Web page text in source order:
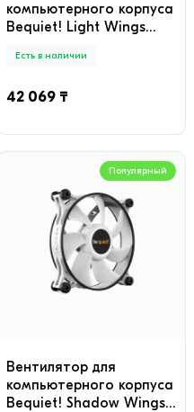
компьютерного корпуса
Bequiet! Light Wings
Pack
Есть в наличии
42 069 ₸
Популярный
Вентилятор для
компьютерного корпуса
Bequiet! Shadow Wings